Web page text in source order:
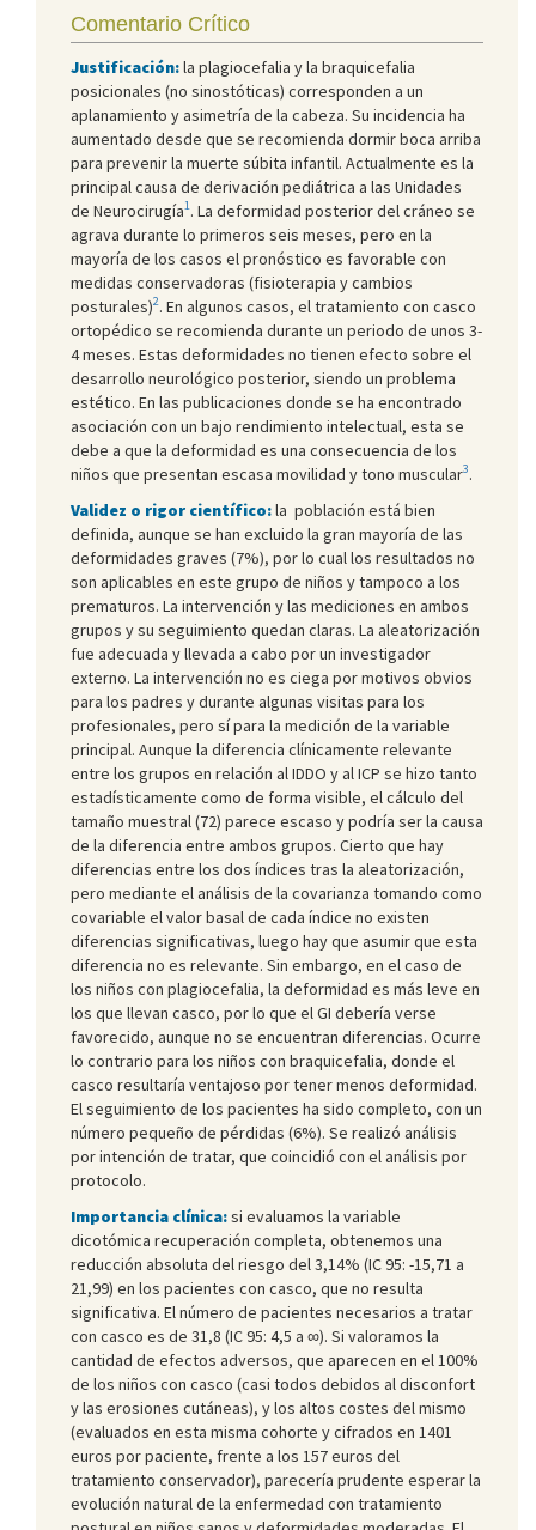
Comentario Crítico
Justificación:la plagiocefalia y la braquicefalia
posicionales (no sinostóticas) corresponden a un
aplanamiento y asimetría de la cabeza. Su incidencia ha
aumentado desde que se recomienda dormir boca arriba
para prevenir la muerte súbita infantil. Actualmente es la
principal causa de derivación pediátrica a las Unidades
de Neurocirugía1. La deformidad posterior del cráneo se
agrava durante lo primeros seis meses, pero en la
mayoría de los casos el pronóstico es favorable con
medidas conservadoras (fisioterapia y cambios
posturales)2. En algunos casos, el tratamiento con casco
ortopédico se recomienda durante un periodo de unos 3-
4 meses. Estas deformidades no tienen efecto sobre el
desarrollo neurológico posterior, siendo un problema
estético. En las publicaciones donde se ha encontrado
asociación con un bajo rendimiento intelectual, esta se
debe a que la deformidad es una consecuencia de los
niños que presentan escasa movilidad y tono muscular3.
Validez o rigor científico:la población está bien
definida, aunque se han excluido la gran mayoría de las
deformidades graves (7%), por lo cual los resultados no
son aplicables en este grupo de niños y tampoco a los
prematuros. La intervención y las mediciones en ambos
grupos y su seguimiento quedan claras. La aleatorización
fue adecuada y llevada a cabo por un investigador
externo. La intervención no es ciega por motivos obvios
para los padres y durante algunas visitas para los
profesionales, pero sí para la medición de la variable
principal. Aunque la diferencia clínicamente relevante
entre los grupos en relación al IDDO y al ICP se hizo tanto
estadísticamente como de forma visible, el cálculo del
tamaño muestral (72) parece escaso y podría ser la causa
de la diferencia entre ambos grupos. Cierto que hay
diferencias entre los dos índices tras la aleatorización,
pero mediante el análisis de la covarianza tomando como
covariable el valor basal de cada índice no existen
diferencias significativas, luego hay que asumir que esta
diferencia no es relevante. Sin embargo, en el caso de
los niños con plagiocefalia, la deformidad es más leve en
los que llevan casco, por lo que el GI debería verse
favorecido, aunque no se encuentran diferencias. Ocurre
lo contrario para los niños con braquicefalia, donde el
casco resultaría ventajoso por tener menos deformidad.
El seguimiento de los pacientes ha sido completo, con un
número pequeño de pérdidas (6%). Se realizó análisis
por intención de tratar, que coincidió con el análisis por
protocolo.
Importancia clínica:si evaluamos la variable
dicotómica recuperación completa, obtenemos una
reducción absoluta del riesgo del 3,14% (IC 95: -15,71 a
21,99) en los pacientes con casco, que no resulta
significativa. El número de pacientes necesarios a tratar
con casco es de 31,8 (IC 95: 4,5 a ∞). Si valoramos la
cantidad de efectos adversos, que aparecen en el 100%
de los niños con casco (casi todos debidos al disconfort
y las erosiones cutáneas), y los altos costes del mismo
(evaluados en esta misma cohorte y cifrados en 1401
euros por paciente, frente a los 157 euros del
tratamiento conservador), parecería prudente esperar la
evolución natural de la enfermedad con tratamiento